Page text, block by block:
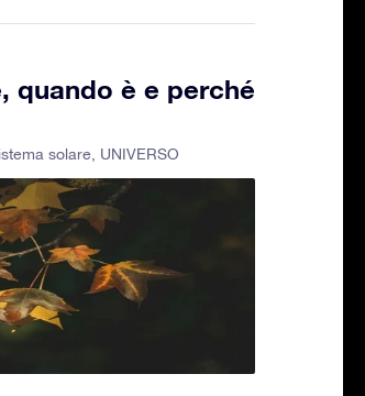
quando è e perché
solare UNIVERSO